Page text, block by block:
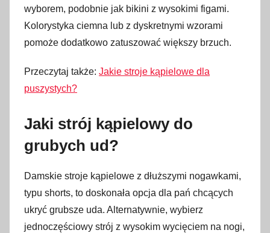
wyborem, podobnie jak bikini z wysokimi figami.
Kolorystyka ciemna lub z dyskretnymi wzorami
pomoże dodatkowo zatuszować większy brzuch.
Przeczytaj także: Jakie stroje kąpielowe dla
puszystych?
Jaki strój kąpielowy do
grubych ud?
Damskie stroje kąpielowe z dłuższymi nogawkami,
typu shorts, to doskonała opcja dla pań chcących
ukryć grubsze uda. Alternatywnie, wybierz
jednoczęściowy strój z wysokim wycięciem na nogi,